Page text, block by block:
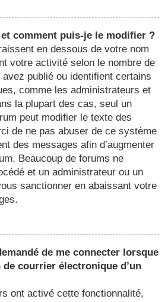
comment puis-je le modifier ?
en dessous de votre nom
votre activité selon le nombre de
publié ou identifient certains
comme les administrateurs et
la plupart des cas, seul un
peut modifier le texte des
de ne pas abuser de ce système
des messages afin d’augmenter
Beaucoup de forums ne
et un administrateur ou un
sanctionner en abaissant votre
de me connecter lorsque
courrier électronique d’un
ont activé cette fonctionnalité,